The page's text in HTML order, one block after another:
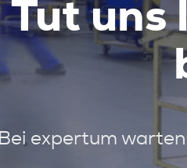
Tut uns
Bei expertum